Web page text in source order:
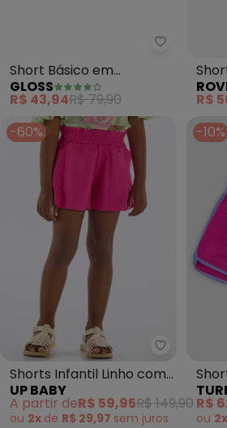
Gloss -
Short Básico em
Moletom Juvenil (Rosa)
GLOSS
R$ 43,94R$ 79,90 R$
-60%
Up Baby -
Shorts Infantil Linho com
Elastano (Rosa)
UP BABY
A partir deR$ 59,95R$ 149,90
ou 2x de R$ 29,97 sem juros
-10%
R$
ou 2x